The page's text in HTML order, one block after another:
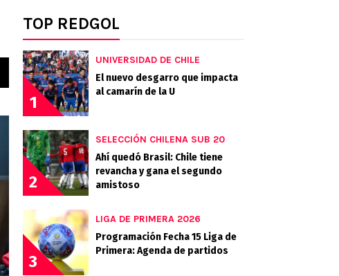
TOP REDGOL
1
UNIVERSIDAD DE CHILE
El nuevo desgarro que impacta
al camarín de la U
2
SELECCIÓN CHILENA SUB 20
Ahí quedó Brasil: Chile tiene
revancha y gana el segundo
amistoso
3
LIGA DE PRIMERA 2026
Programación Fecha 15 Liga de
Primera: Agenda de partidos